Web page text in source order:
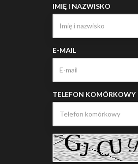
IMIĘ I NAZWISKO
E-MAIL
TELEFON KOMÓRKOWY